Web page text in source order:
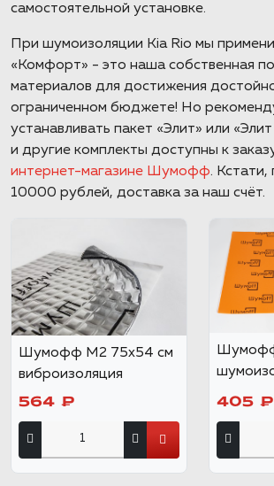
самостоятельной установке.
При шумоизоляции Kia Rio мы
«Комфорт» - это наша собственная
материалов для достижения
ограниченном бюджете! Но
устанавливать пакет «Элит» или
и другие комплекты доступны к
интернет-магазине Шумофф. Кстати,
10000 рублей, доставка за наш счёт.
Шумофф М2 75x54 см
виброизоляция
564 ₽ 405 ₽